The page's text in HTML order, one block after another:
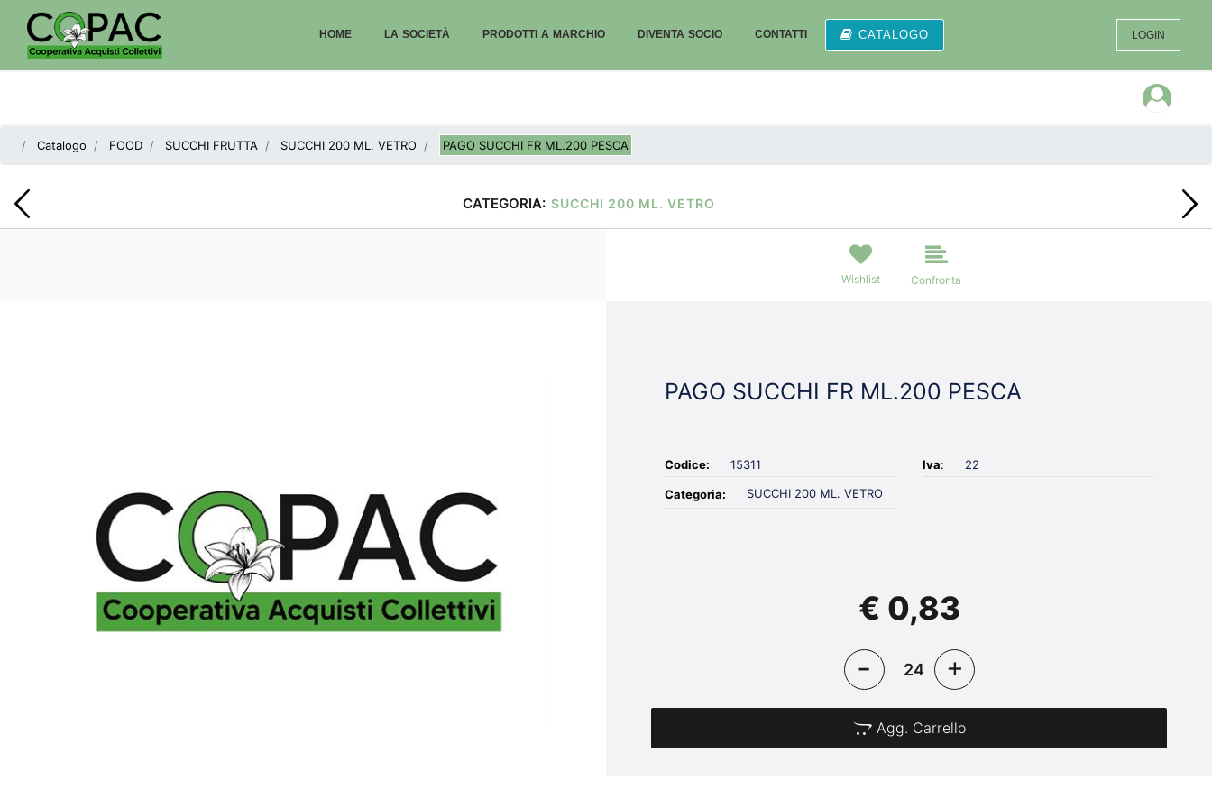
HOME LA SOCIETÀ PRODOTTI A MARCHIO DIVENTA SOCIO CONTATTI CATALOGO LOGIN
Open
Catalogo FOOD SUCCHI FRUTTA SUCCHI 200 ML. VETRO PAGO SUCCHI FR ML.200 PESCA
CATEGORIA: SUCCHI 200 ML. VETRO
Wishlist Confronta
PAGO SUCCHI FR ML.200 PESCA
Codice: 15311
Categoria: SUCCHI 200 ML. VETRO
Iva: 22
€ 0,83
Agg. Carrello